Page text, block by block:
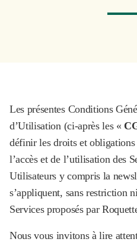
Les présentes Conditions
d’Utilisation (ci-après les «
définir les droits et obligations
l’accès et de l’utilisation des
Utilisateurs y compris la
s’appliquent, sans restriction
Services proposés par
Nous vous invitons à lire